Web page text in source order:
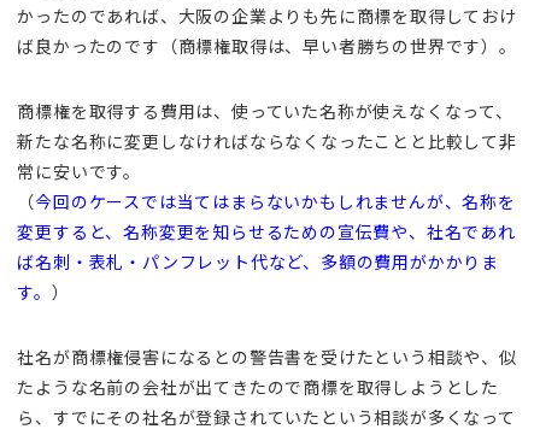
かったのであれば、大阪の企業よりも先に商標を取得しておけ
ば良かったのです（商標権取得は、早い者勝ちの世界です）。
商標権を取得する費用は、使っていた名称が使えなくなって、
新たな名称に変更しなければならなくなったことと比較して非
常に安いです。
（今回のケースでは当てはまらないかもしれませんが、名称を
変更すると、名称変更を知らせるための宣伝費や、社名であれ
ば名刺・表札・パンフレット代など、多額の費用がかかりま
す。 ）
社名が商標権侵害になるとの警告書を受けたという相談や、似
たような名前の会社が出てきたので商標を取得しようとした
ら、すでにその社名が登録されていたという相談が多くなって